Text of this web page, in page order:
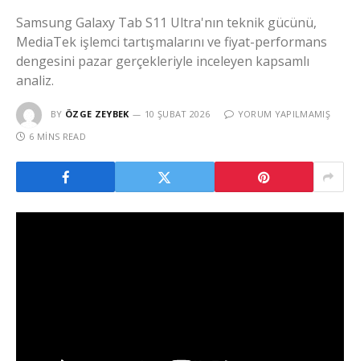
Samsung Galaxy Tab S11 Ultra'nın teknik gücünü,
MediaTek işlemci tartışmalarını ve fiyat-performans
dengesini pazar gerçekleriyle inceleyen kapsamlı
analiz.
BY ÖZGE ZEYBEK 10 ŞUBAT 2026
YORUM YAPILMAMIŞ
6 MINS READ